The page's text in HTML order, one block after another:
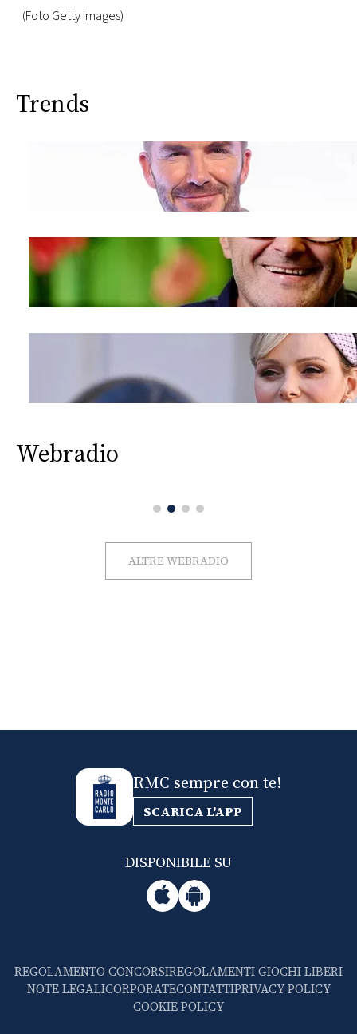
(Foto Getty Images)
Trends
Webradio
ALTRE WEBRADIO
RMC sempre con te!
SCARICA L'APP
DISPONIBILE SU
REGOLAMENTO CONCORSIREGOLAMENTI GIOCHI LIBERI
NOTE LEGALICORPORATECONTATTIPRIVACY POLICY
COOKIE POLICY